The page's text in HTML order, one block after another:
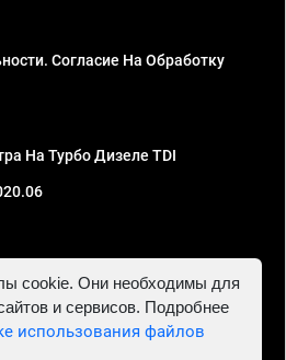
Согласие На Обработку
На Турбо Дизеле TDI
ИНН 781302555843,
cookie. Они необходимы для
и сервисов. Подробнее
использования файлов